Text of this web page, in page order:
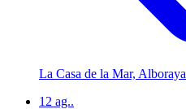
La Casa de la Mar, Alboraya
12 ag..